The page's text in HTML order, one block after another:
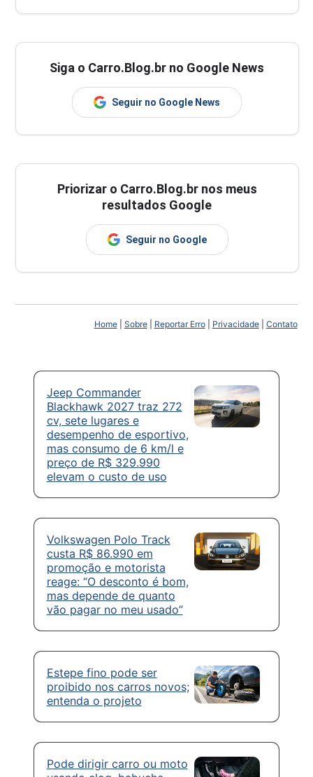
Siga o Carro.Blog.br no Google News
Seguir no Google News
Priorizar o Carro.Blog.br nos meus
resultados Google
Seguir no Google
Home| Sobre| Reportar Erro| Privacidade| Contato
Jeep Commander
Blackhawk 2027 traz 272
cv, sete lugares e
desempenho de esportivo,
mas consumo de 6 km/l e
preço de R$ 329.990
elevam o custo de uso
Volkswagen Polo Track
custa R$ 86.990 em
promoção e motorista
reage: “O desconto é bom,
mas depende de quanto
vão pagar no meu usado”
Estepe fino pode ser
proibido nos carros novos;
entenda o projeto
Pode dirigir carro ou moto